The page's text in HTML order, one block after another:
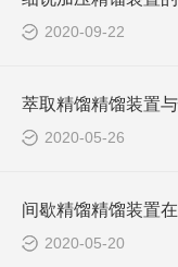
2020-09-22
2020-05-26
2020-05-20